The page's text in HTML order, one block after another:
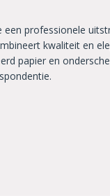
professionele
kwaliteit en
papier en